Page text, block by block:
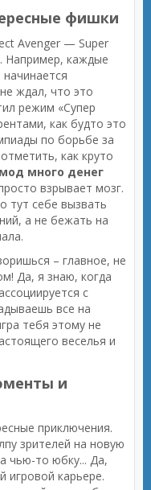
фишки
Avenger — Super
Например, каждые
ждал, что это
режим «Супер
как будто это
по борьбе за
как круто
мод много денег
взрывает мозг.
тут себе вызвать
а не бежать на
– главное, не
Да, я знаю, когда
с
все на
тебя этому не
веселья и
и
приключения.
зрителей на новую
чью-то юбку... Да,
карьере.